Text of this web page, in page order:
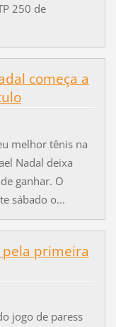
250 de
começa a
melhor tênis na
Nadal deixa
ganhar. O
sábado o...
pela primeira
jogo de paress